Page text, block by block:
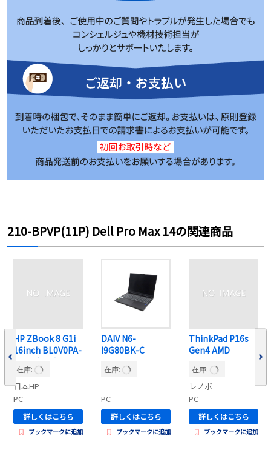
210-BPVP(11P) Dell Pro Max 14の関連商品
HP ZBook 8 G1i
16inch BL0V0PA-
AAAB(11P)
在庫:
日本HP
PC
詳しくはこちら
ブックマークに追加
DAIV N6-
I9G80BK-C
N6I9G80BKCFDW
101DEC
在庫:
PC
詳しくはこちら
ブックマークに追加
ThinkPad P16s
Gen4 AMD
21QSS05X00(11P
在庫:
レノボ
PC
詳しくはこちら
ブックマークに追加